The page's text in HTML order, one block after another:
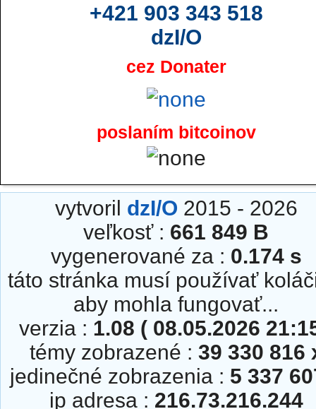
+421 903 343 518
dzI/O
cez Donater
poslaním bitcoinov
vytvoril dzI/O 2015 - 2026
veľkosť : 661 849 B
vygenerované za : 0.174 s
táto stránka musí používať
aby mohla fungovať...
verzia : 1.08 ( 08.05.2026
témy zobrazené : 39 330 816
jedinečné zobrazenia : 5 337
ip adresa : 216.73.216.244